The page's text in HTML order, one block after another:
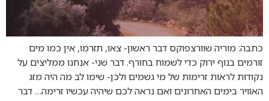
כתבה: מוריה שוורצפוקס דבר ראשון- צאו, תזרמו, אין כמו מים
זורמים בנוף ירוק כדי לשמוח בחורף. דבר שני- אנחנו ממליצים על
נקודות לראות זרימות של מי גשמים ולכן- שימו לב מה היה מזג
האוויר בימים האחרונים ואם נראה לכם שיהיה עכשיו זרימה… דבר